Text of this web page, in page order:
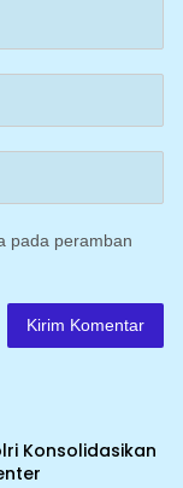
pada peramban
Konsolidasikan